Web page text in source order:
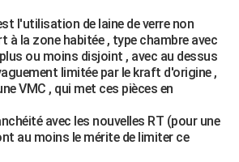
l'utilisation de laine de verre non
à la zone habitée , type chambre avec
ou moins disjoint , avec au dessus
limitée par le kraft d'origine ,
VMC , qui met ces pièces en
avec les nouvelles RT (pour une
au moins le mérite de limiter ce